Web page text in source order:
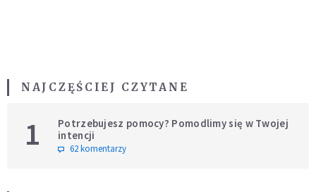
NAJCZĘŚCIEJ CZYTANE
1
Potrzebujesz pomocy? Pomodlimy się w Twojej
intencji
62 komentarzy